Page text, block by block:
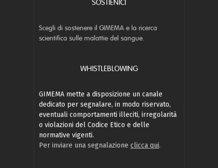
SOSTIENICI
Scegli di sostenere il GIMEMA e la ricerca
scientifica sulle malattie del sangue.
WHISTLEBLOWING
GIMEMA mette a disposizione un canale
dedicato per segnalare, in modo riservato,
eventuali comportamenti illeciti, irregolarità
o violazioni del Codice Etico e delle
normative vigenti.
Per inviare una segnalazione clicca qui.